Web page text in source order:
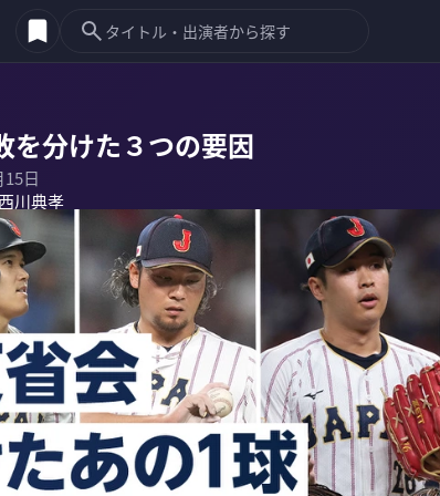
を分けた３つの要因
15日
西川典孝